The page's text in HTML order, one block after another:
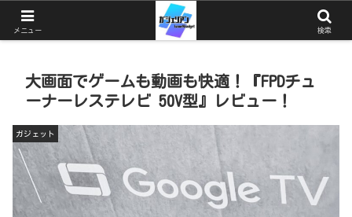
ガジェットとゲームと猫を中心としたブログ
大画面でゲームも動画も快適！『FPDチュ
ーナーレステレビ 50V型』レビュー！
ガジェット
メニュー 検索